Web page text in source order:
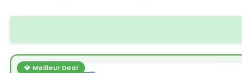
💎 Meilleur Deal